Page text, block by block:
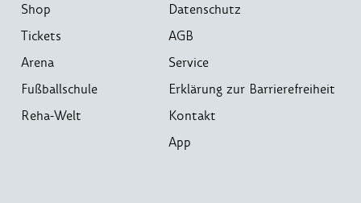
Shop
Tickets
Arena
Fußballschule
Reha-Welt
Datenschutz
AGB
Service
Erklärung zur Barrierefreiheit
Kontakt
App